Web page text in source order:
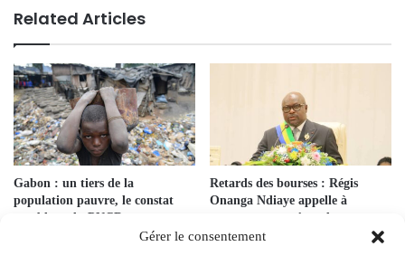
Gérer le consentement
Related Articles
Gabon : un tiers de la
population pauvre, le constat
accablant du PNCD
Retards des bourses : Régis
Onanga Ndiaye appelle à
repenser un système devenu
insoutenable